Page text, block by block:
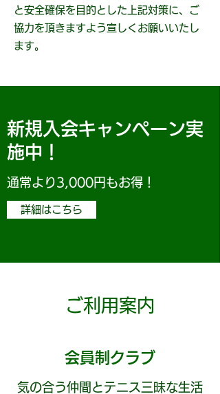
と安全確保を目的とした上記対策に、ご
協力を頂きますよう宣しくお願いいたし
ます。
新規入会キャンペーン実
施中！
通常より3,000円もお得！
詳細はこちら
​ご利用案内
会員制クラブ
気の合う仲間と​テニス三昧な生活